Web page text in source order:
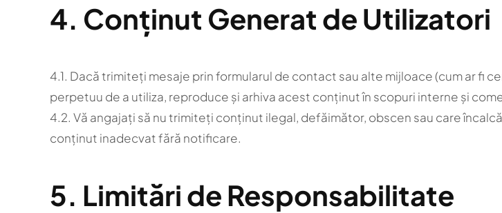
4. Conținut Generat de Utilizatori
4.1. Dacă trimiteți mesaje prin formularul de contact sau alte mijloace (cum ar fi
perpetuu de a utiliza, reproduce și arhiva acest conținut în scopuri interne și
4.2. Vă angajați să nu trimiteți conținut ilegal, defăimător, obscen sau care
conținut inadecvat fără notificare.
5. Limitări de Responsabilitate